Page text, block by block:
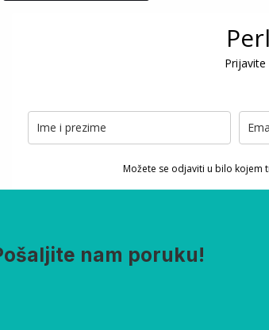
Možete se odjaviti u bilo kojem
nam poruku!